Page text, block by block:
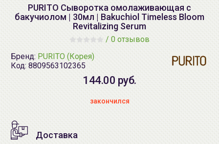
PURITO Сыворотка омолаживающая c
бакучиолом | 30мл | Bakuchiol Timeless Bloom
Revitalizing Serum
/ 0 отзывов
Бренд: PURITO (Корея)
Код: 8809563102365
144.00 руб.
закончился
Доставка